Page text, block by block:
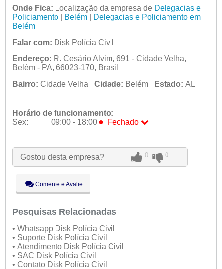
Onde Fica: Localização da empresa de Delegacias e
Policiamento| Belém|
Delegacias e Policiamento em
Belém
Falar com: Disk Polícia Civil
Endereço: R. Cesário Alvim, 691 - Cidade Velha,
Belém - PA, 66023-170, Brasil
Bairro: Cidade Velha Cidade: Belém Estado: AL
Horário de funcionamento:
Sex:
09:00 - 18:00 ● Fechado
Ter:
09:00 - 18:00
Qua:
09:00 - 18:00
Sex:
09:00 - 18:00
Sáb:
Fechado
Dom:
Fechado
Gostou desta empresa? 0 0
Comente e Avalie
Pesquisas Relacionadas
• Whatsapp Disk Polícia Civil
• Suporte Disk Polícia Civil
• Atendimento Disk Polícia Civil
• SAC Disk Polícia Civil
• Contato Disk Polícia Civil